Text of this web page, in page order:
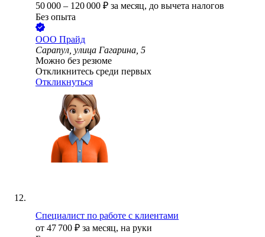
50 000 – 120 000 ₽ за месяц, до вычета налогов
Без опыта
ООО Прайд
Сарапул, улица Гагарина, 5
Можно без резюме
Откликнитесь среди первых
Откликнуться
Специалист по работе с клиентами
от 47 700 ₽ за месяц, на руки